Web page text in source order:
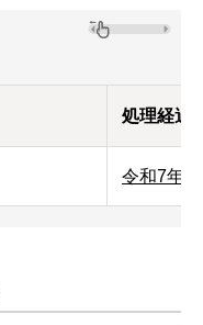
処理経過
令和7年9